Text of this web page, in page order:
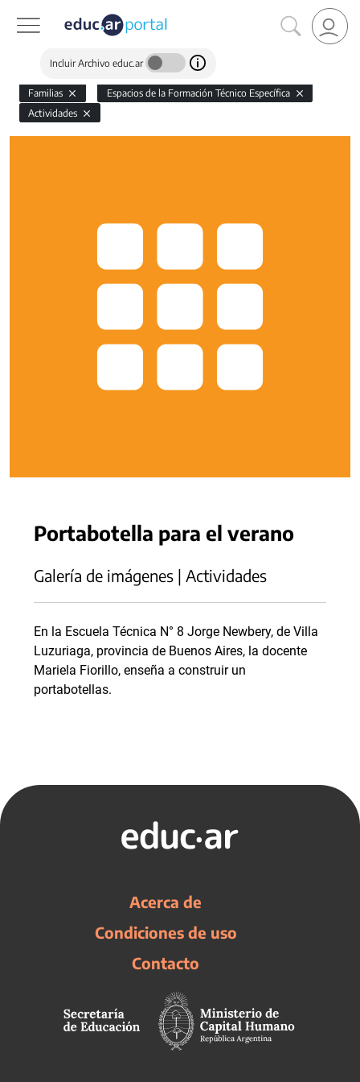
Incluir Archivo educ.ar
Familias
Espacios de la Formación Técnico Específica
Actividades
Portabotella para el verano
Galería de imágenes | Actividades
En la Escuela Técnica N° 8 Jorge Newbery, de Villa
Luzuriaga, provincia de Buenos Aires, la docente
Mariela Fiorillo, enseña a construir un
portabotellas.
Acerca de
Condiciones de uso
Contacto